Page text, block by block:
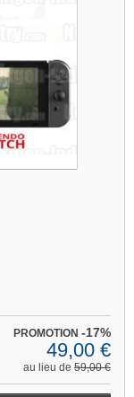
PROMOTION -17%
49,00 €
au lieu de 59,00 €